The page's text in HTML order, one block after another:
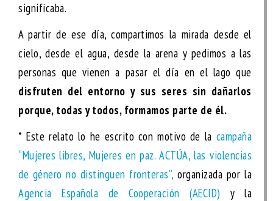
significaba.
A partir de ese día, compartimos la mirada desde el
cielo, desde el agua, desde la arena y pedimos a las
personas que vienen a pasar el día en el lago que
disfruten del entorno y sus seres sin dañarlos
porque, todas y todos, formamos parte de él.
* Este relato lo he escrito con motivo de la campaña
“Mujeres libres, Mujeres en paz. ACTÚA, las violencias
de género no distinguen fronteras”, organizada por la
Agencia Española de Cooperación (AECID) y la